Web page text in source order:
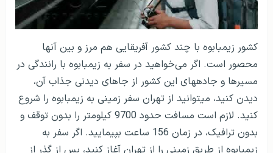
کشور زیمبابوه با چند کشور آفریقایی هم مرز و بین آنها
محصور است. اگر می‌خواهید در سفر به زیمبابوه با رانندگی در
مسیرها و جاده­های این کشور از جاهای دیدنی جذاب آن،
دیدن کنید، می­توانید از تهران سفر زمینی به زیمبابوه را شروع
کنید. لازم است مسافت حدود 9700 کیلومتر را بدون توقف و
بدون ترافیک، در زمان 156 ساعت بپیمایید. اگر سفر به
زیمبابوه از طریق زمینی را از تهران آغاز کنید، پس از گذر از